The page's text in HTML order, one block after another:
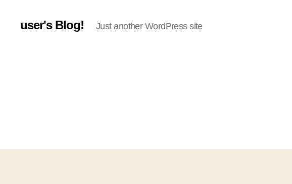
user's Blog! Just another WordPress site